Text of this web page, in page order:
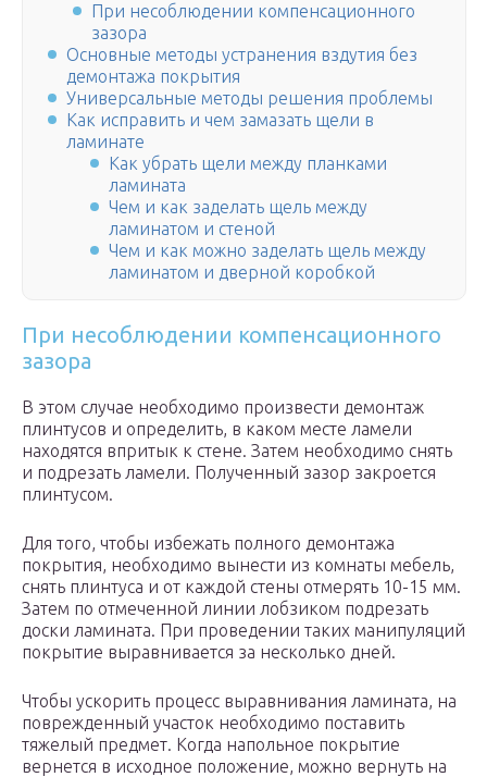
При несоблюдении компенсационного
зазора
Основные методы устранения вздутия без
демонтажа покрытия
Универсальные методы решения проблемы
Как исправить и чем замазать щели в
ламинате
Как убрать щели между планками
ламината
Чем и как заделать щель между
ламинатом и стеной
Чем и как можно заделать щель между
ламинатом и дверной коробкой
При несоблюдении компенсационного
зазора
В этом случае необходимо произвести демонтаж
плинтусов и определить, в каком месте ламели
находятся впритык к стене. Затем необходимо снять
и подрезать ламели. Полученный зазор закроется
плинтусом.
Для того, чтобы избежать полного демонтажа
покрытия, необходимо вынести из комнаты мебель,
снять плинтуса и от каждой стены отмерять 10-15 мм.
Затем по отмеченной линии лобзиком подрезать
доски ламината. При проведении таких манипуляций
покрытие выравнивается за несколько дней.
Чтобы ускорить процесс выравнивания ламината, на
поврежденный участок необходимо поставить
тяжелый предмет. Когда напольное покрытие
вернется в исходное положение, можно вернуть на